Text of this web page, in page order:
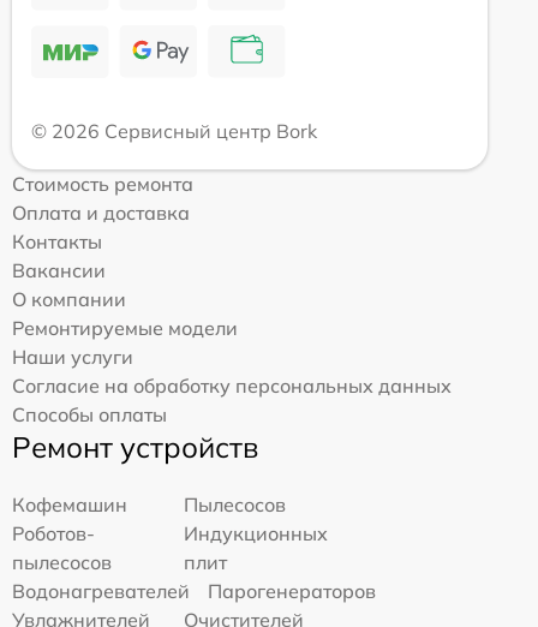
© 2026 Сервисный центр Bork
Стоимость ремонта
Оплата и доставка
Контакты
Вакансии
О компании
Ремонтируемые модели
Наши услуги
Согласие на обработку персональных данных
Способы оплаты
Ремонт устройств
Кофемашин
Пылесосов
Роботов-
пылесосов
Индукционных
плит
Водонагревателей
Парогенераторов
Увлажнителей
Очистителей